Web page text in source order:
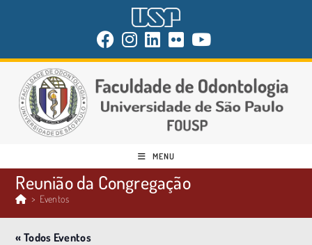
MENU
Reunião da Congregação
> Eventos
« Todos Eventos